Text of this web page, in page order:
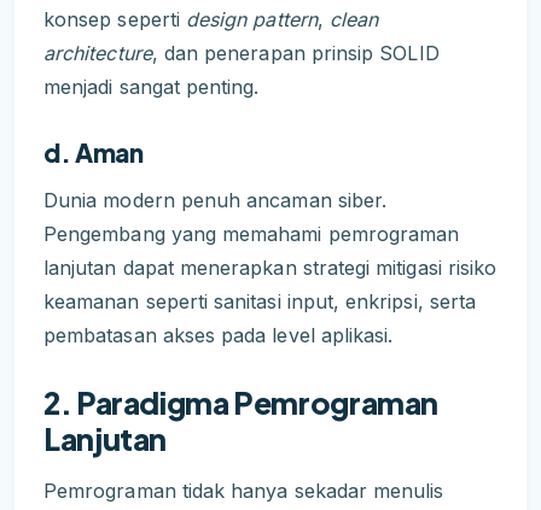
konsep seperti design pattern, clean
architecture, dan penerapan prinsip SOLID
menjadi sangat penting.
d. Aman
Dunia modern penuh ancaman siber.
Pengembang yang memahami pemrograman
lanjutan dapat menerapkan strategi mitigasi risiko
keamanan seperti sanitasi input, enkripsi, serta
pembatasan akses pada level aplikasi.
2. Paradigma Pemrograman
Lanjutan
Pemrograman tidak hanya sekadar menulis